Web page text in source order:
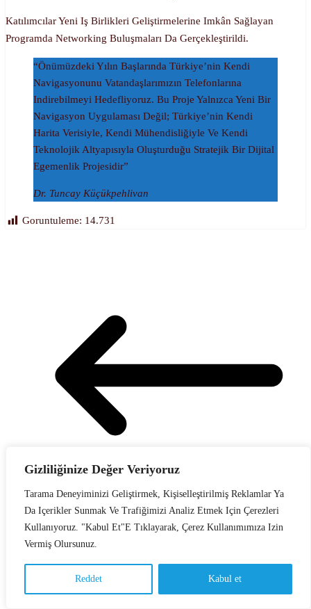
Gizliliğinize Değer Veriyoruz
Tarama Deneyiminizi Geliştirmek, Kişiselleştirilmiş Reklamlar Ya
Da Içerikler Sunmak Ve Trafiğimizi Analiz Etmek Için Çerezleri
Kullanıyoruz. "Kabul Et"e Tıklayarak, Çerez Kullanımımıza Izin
Vermiş Olursunuz.
Reddet Kabul et
Katılımcılar Yeni Iş Birlikleri Geliştirmelerine Imkân Sağlayan
Programda Networking Buluşmaları Da Gerçekleştirildi.
“Önümüzdeki Yılın Başlarında Türkiye’nin Kendi
Navigasyonunu Vatandaşlarımızın Telefonlarına
Indirebilmeyi Hedefliyoruz. Bu Proje Yalnızca Yeni Bir
Navigasyon Uygulaması Değil; Türkiye’nin Kendi
Harita Verisiyle, Kendi Mühendisliğiyle Ve Kendi
Teknolojik Altyapısıyla Oluşturduğu Stratejik Bir Dijital
Egemenlik Projesidir”
Dr. Tuncay Küçükpehlivan
Goruntuleme: 14.731
Yapay Zeka Atılımı Ve Yıldız Kaşifleri Programı…
BTM Londra’da Küresel Girişimcilikle Buluştu
Türkçe